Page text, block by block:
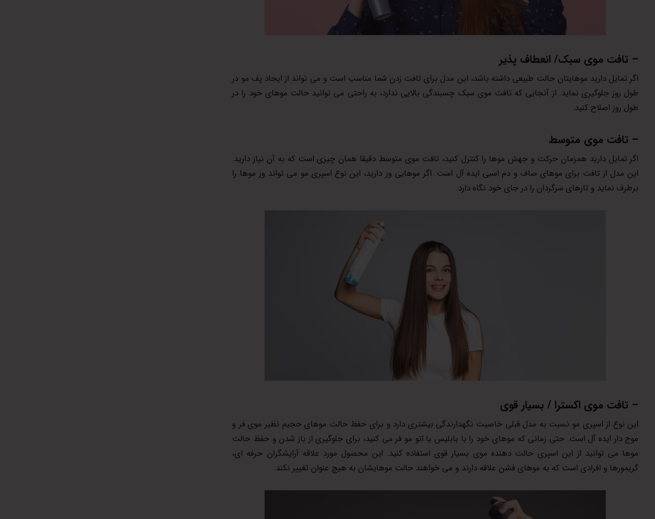
– تافت موی سبک/ انعطاف پذیر
اگر تمایل دارید موهایتان حالت طبیعی داشته باشد، این مدل برای تافت زدن شما مناسب است و می تواند از ایجاد پف مو در
طول روز جلوگیری نماید. از آنجایی که تافت موی سبک چسبندگی بالایی ندارد، به راحتی می توانید حالت موهای خود را در
طول روز اصلاح کنید.
– تافت موی متوسط
اگر تمایل دارید همزمان حرکت و جهش موها را کنترل کنید، تافت موی متوسط دقیقا همان چیزی است که به آن نیاز دارید.
این مدل از تافت برای موهای صاف و دم اسبی ایده آل است. اگر موهایی وز دارید، این نوع اسپری مو می تواند وز موها را
برطرف نماید و تارهای سرگردان را در جای خود نگاه دارد.
– تافت موی اکسترا / بسیار قوی
این نوع از اسپری مو نسبت به مدل قبلی خاصیت نگهدارندگی بیشتری دارد و برای حفظ حالت موهای حجیم نظیر موی فر و
موج دار ایده آل است. حتی زمانی که موهای خود را با بابلیس یا اتو مو فر می کنید، برای جلوگیری از باز شدن و حفظ حالت
موها می توانید از این اسپری حالت دهنده موی بسیار قوی استفاده کنید. این محصول مورد علاقه آرایشگران حرفه ای،
گریمورها و افرادی است که به موهای فشن علاقه دارند و می خواهند حالت موهایشان به هیچ عنوان تغییر نکند.